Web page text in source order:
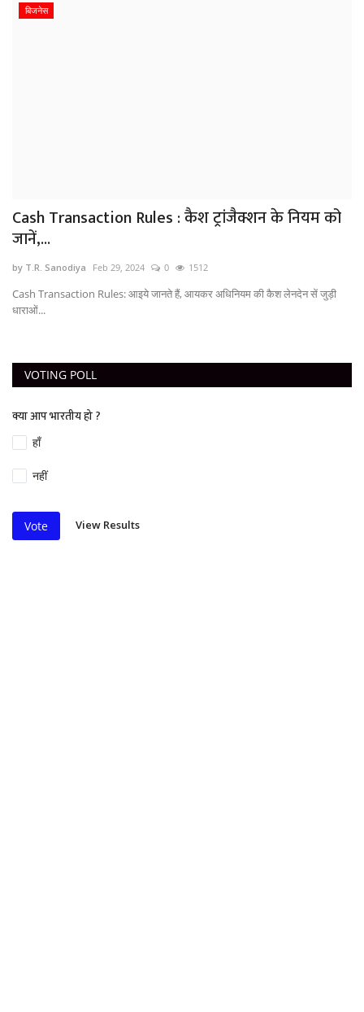
बिजनेस
Cash Transaction Rules : कैश ट्रांजैक्शन के नियम को
जानें,...
by T.R. Sanodiya Feb 29, 2024 0 1512
Cash Transaction Rules: आइये जानते हैं, आयकर अधिनियम की कैश लेनदेन सें जुड़ी
धाराओं...
VOTING POLL
क्या आप भारतीय हो ?
हाँ
नहीं
Vote View Results